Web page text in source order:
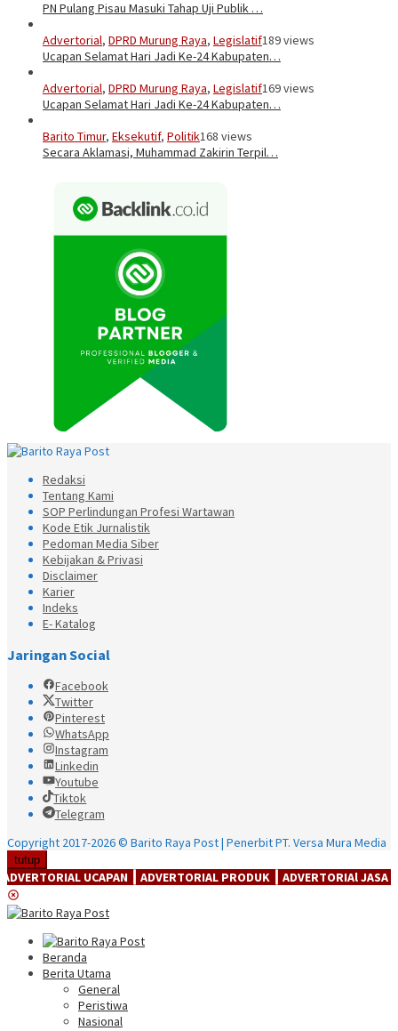
PN Pulang Pisau Masuki Tahap Uji Publik …
Advertorial, DPRD Murung Raya, Legislatif189 views
Ucapan Selamat Hari Jadi Ke-24 Kabupaten…
Advertorial, DPRD Murung Raya, Legislatif169 views
Ucapan Selamat Hari Jadi Ke-24 Kabupaten…
Barito Timur, Eksekutif, Politik168 views
Secara Aklamasi, Muhammad Zakirin Terpil…
Redaksi
Tentang Kami
SOP Perlindungan Profesi Wartawan
Kode Etik Jurnalistik
Pedoman Media Siber
Kebijakan & Privasi
Disclaimer
Karier
Indeks
E- Katalog
Jaringan Social
Facebook
Twitter
Pinterest
WhatsApp
Instagram
Linkedin
Youtube
Tiktok
Telegram
Copyright 2017-2026 © Barito Raya Post | Penerbit PT. Versa Mura Media
tutup
┃ ADVERTORIAL PRODUK ┃ ADVERTORIAl JASA ┃
Beranda
Berita Utama
General
Peristiwa
Nasional